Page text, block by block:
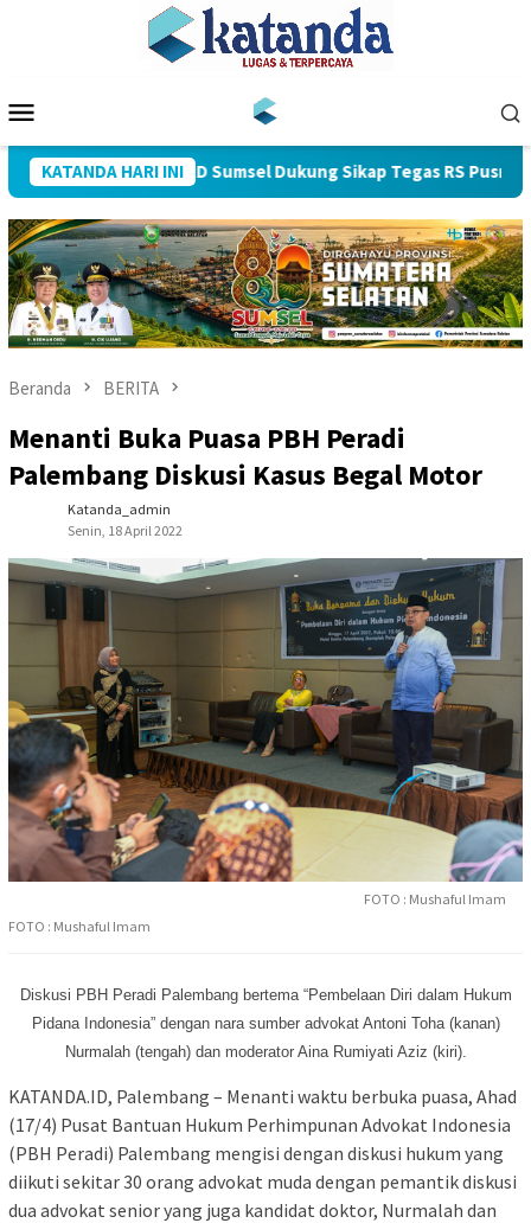
Mobile
KATANDA HARI INI
DPRD Sumsel Dukung Sikap Tegas RS Pusri Kasus
Beranda BERITA
Menanti Buka Puasa PBH Peradi
Palembang Diskusi Kasus Begal Motor
Katanda_admin
Senin, 18 April 2022
FOTO : Mushaful Imam
FOTO : Mushaful Imam
Diskusi PBH Peradi Palembang bertema “Pembelaan Diri dalam Hukum
Pidana Indonesia” dengan nara sumber advokat Antoni Toha (kanan)
Nurmalah (tengah) dan moderator Aina Rumiyati Aziz (kiri).
KATANDA.ID, Palembang – Menanti waktu berbuka puasa, Ahad
(17/4) Pusat Bantuan Hukum Perhimpunan Advokat Indonesia
(PBH Peradi) Palembang mengisi dengan diskusi hukum yang
diikuti sekitar 30 orang advokat muda dengan pemantik diskusi
dua advokat senior yang juga kandidat doktor, Nurmalah dan